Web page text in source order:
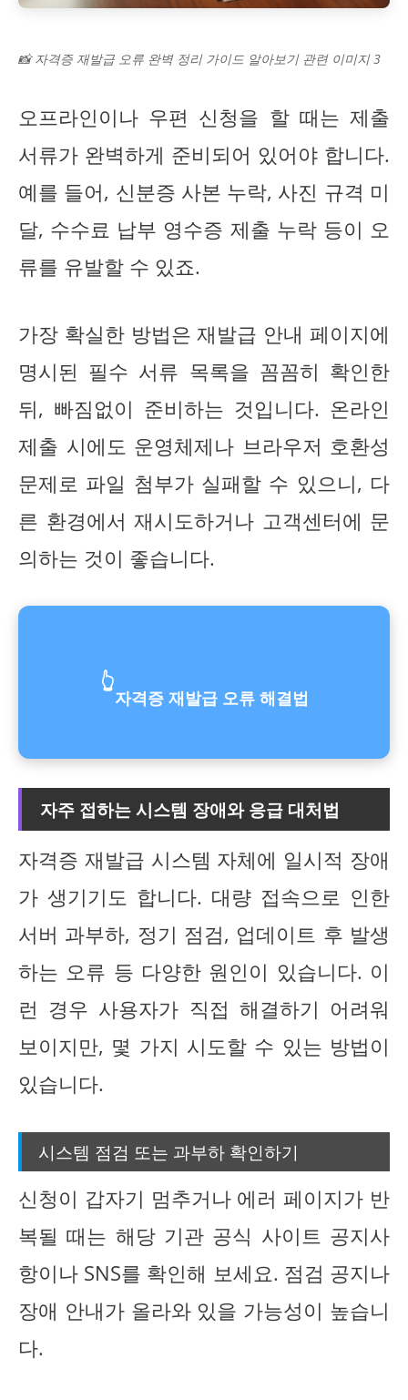
📸 자격증 재발급 오류 완벽 정리 가이드 알아보기 관련 이미지 3
오프라인이나 우편 신청을 할 때는 제출
서류가 완벽하게 준비되어 있어야 합니다.
예를 들어, 신분증 사본 누락, 사진 규격 미
달, 수수료 납부 영수증 제출 누락 등이 오
류를 유발할 수 있죠.
가장 확실한 방법은 재발급 안내 페이지에
명시된 필수 서류 목록을 꼼꼼히 확인한
뒤, 빠짐없이 준비하는 것입니다. 온라인
제출 시에도 운영체제나 브라우저 호환성
문제로 파일 첨부가 실패할 수 있으니, 다
른 환경에서 재시도하거나 고객센터에 문
의하는 것이 좋습니다.
👆
자격증 재발급 오류 해결법
자주 접하는 시스템 장애와 응급 대처법
자격증 재발급 시스템 자체에 일시적 장애
가 생기기도 합니다. 대량 접속으로 인한
서버 과부하, 정기 점검, 업데이트 후 발생
하는 오류 등 다양한 원인이 있습니다. 이
런 경우 사용자가 직접 해결하기 어려워
보이지만, 몇 가지 시도할 수 있는 방법이
있습니다.
시스템 점검 또는 과부하 확인하기
신청이 갑자기 멈추거나 에러 페이지가 반
복될 때는 해당 기관 공식 사이트 공지사
항이나 SNS를 확인해 보세요. 점검 공지나
장애 안내가 올라와 있을 가능성이 높습니
다.